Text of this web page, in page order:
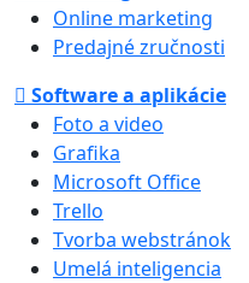
Online marketing
Predajné zručnosti
Software a aplikácie
Foto a video
Grafika
Microsoft Office
Trello
Tvorba webstránok
Umelá inteligencia